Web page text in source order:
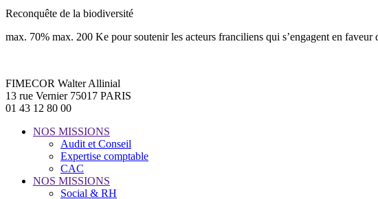
Reconquête de la biodiversité
max. 70% max. 200 Ke pour soutenir les acteurs franciliens qui s’engagent en faveur
FIMECOR Walter Allinial
13 rue Vernier 75017 PARIS
01 43 12 80 00
NOS MISSIONS
Audit et Conseil
Expertise comptable
CAC
NOS MISSIONS
Social & RH